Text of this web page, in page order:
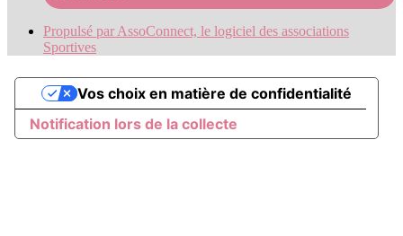
Propulsé par AssoConnect, le logiciel des associations
Sportives
Notification lors de la collecte
Vos choix en matière de confidentialité